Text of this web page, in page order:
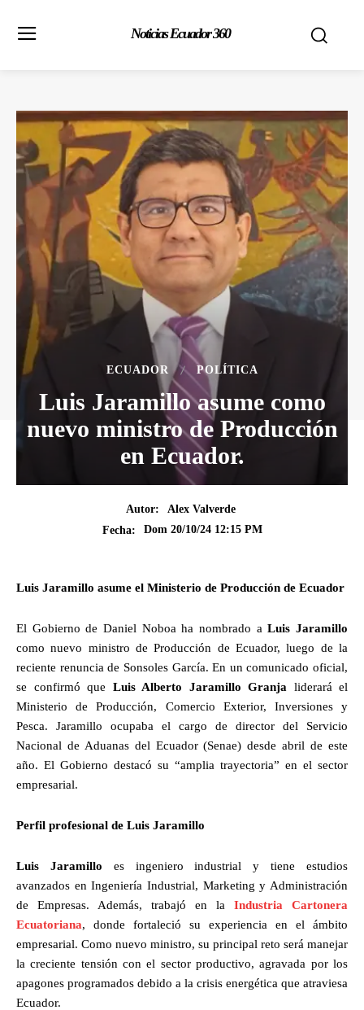
Noticias Ecuador 360
ECUADOR POLÍTICA
Luis Jaramillo asume como
nuevo ministro de Producción
en Ecuador.
Autor:
Alex Valverde
Fecha:
Dom 20/10/24 12:15 PM
Luis Jaramillo asume el Ministerio de Producción de Ecuador
El Gobierno de Daniel Noboa ha nombrado aLuis Jaramillo
como nuevo ministro de Producción de Ecuador, luego de la
reciente renuncia de Sonsoles García. En un comunicado oficial,
se confirmó que Luis Alberto Jaramillo Granja liderará el
Ministerio de Producción, Comercio Exterior, Inversiones y
Pesca. Jaramillo ocupaba el cargo de director del Servicio
Nacional de Aduanas del Ecuador (Senae) desde abril de este
año. El Gobierno destacó su “amplia trayectoria” en el sector
empresarial.
Perfil profesional de Luis Jaramillo
Luis Jaramillo es ingeniero industrial y tiene estudios
avanzados en Ingeniería Industrial, Marketing y Administración
de Empresas. Además, trabajó en la Industria Cartonera
Ecuatoriana, donde fortaleció su experiencia en el ámbito
empresarial. Como nuevo ministro, su principal reto será manejar
la creciente tensión con el sector productivo, agravada por los
apagones programados debido a la crisis energética que atraviesa
Ecuador.